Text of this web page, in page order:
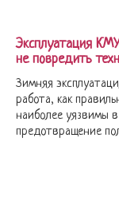
Эксплуатация
не повредить
Зимняя
работа, как
наиболее уязвимы
предотвращение